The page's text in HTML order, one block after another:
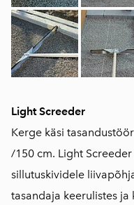
Light Screeder
Kerge käsi
/150 cm. Light
sillutuskividele
tasandaja keerulistes ja